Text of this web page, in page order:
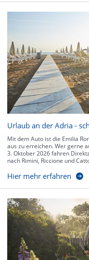
Urlaub an der Adria -
Mit dem Auto ist die Emilia
aus zu erreichen. Wer gerne
3. Oktober 2026 fahren
nach Rimini, Riccione und
Hier mehr erfahren